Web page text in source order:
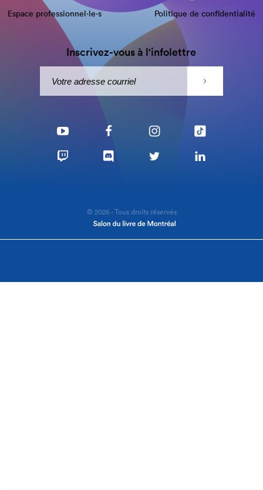
Espace professionnel·le⋅s
Politique de confidentialité
Inscrivez-vous à l'infolettre
© 2026 - Tous droits réservés